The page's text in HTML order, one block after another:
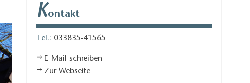
Kontakt
Tel.: 033835-41565
E-Mail schreiben
Zur Webseite